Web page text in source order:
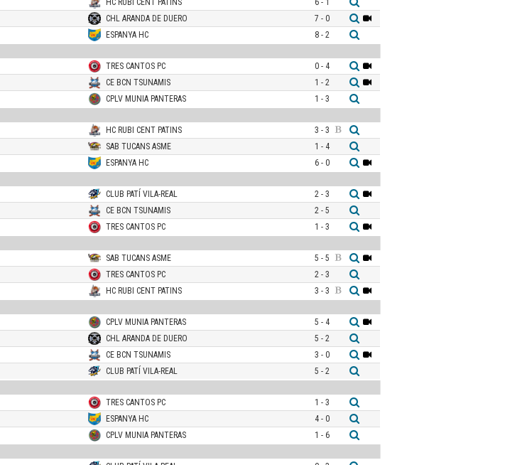
HC RUBI CENT PATINS
6 - 1
CHL ARANDA DE DUERO
7 - 0
ESPANYA HC
8 - 2
TRES CANTOS PC
0 - 4
CE BCN TSUNAMIS
1 - 2
CPLV MUNIA PANTERAS
1 - 3
HC RUBI CENT PATINS
3 - 3
SAB TUCANS ASME
1 - 4
ESPANYA HC
6 - 0
CLUB PATÍ VILA-REAL
2 - 3
CE BCN TSUNAMIS
2 - 5
TRES CANTOS PC
1 - 3
SAB TUCANS ASME
5 - 5
TRES CANTOS PC
2 - 3
HC RUBI CENT PATINS
3 - 3
CPLV MUNIA PANTERAS
5 - 4
CHL ARANDA DE DUERO
5 - 2
CE BCN TSUNAMIS
3 - 0
CLUB PATÍ VILA-REAL
5 - 2
TRES CANTOS PC
1 - 3
ESPANYA HC
4 - 0
CPLV MUNIA PANTERAS
1 - 6